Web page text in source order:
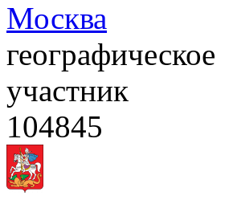
Москва
географическое
участник
104845